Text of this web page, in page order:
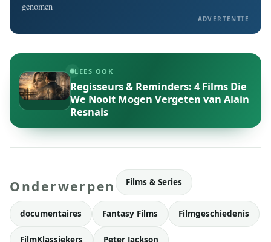
genomen
ADVERTENTIE
LEES OOK
Regisseurs & Reminders: 4 Films Die
We Nooit Mogen Vergeten van Alain
Resnais
Onderwerpen Films & Series
documentaires Fantasy Films Filmgeschiedenis
FilmKlassiekers Peter Jackson